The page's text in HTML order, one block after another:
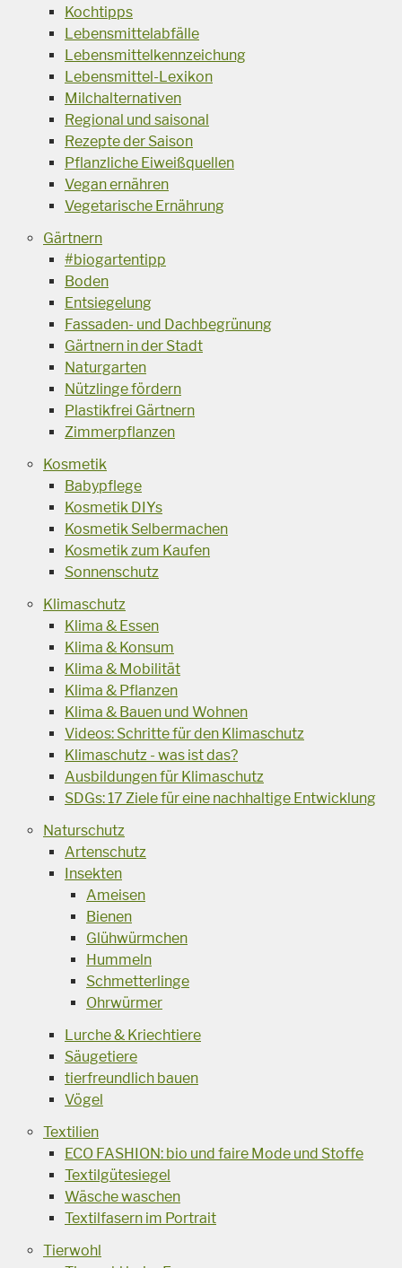
Kochtipps
Lebensmittelabfälle
Lebensmittelkennzeichung
Lebensmittel-Lexikon
Milchalternativen
Regional und saisonal
Rezepte der Saison
Pflanzliche Eiweißquellen
Vegan ernähren
Vegetarische Ernährung
Gärtnern
#biogartentipp
Boden
Entsiegelung
Fassaden- und Dachbegrünung
Gärtnern in der Stadt
Naturgarten
Nützlinge fördern
Plastikfrei Gärtnern
Zimmerpflanzen
Kosmetik
Babypflege
Kosmetik DIYs
Kosmetik Selbermachen
Kosmetik zum Kaufen
Sonnenschutz
Klimaschutz
Klima & Essen
Klima & Konsum
Klima & Mobilität
Klima & Pflanzen
Klima & Bauen und Wohnen
Videos: Schritte für den Klimaschutz
Klimaschutz - was ist das?
Ausbildungen für Klimaschutz
SDGs: 17 Ziele für eine nachhaltige Entwicklung
Naturschutz
Artenschutz
Insekten
Ameisen
Bienen
Glühwürmchen
Hummeln
Schmetterlinge
Ohrwürmer
Lurche & Kriechtiere
Säugetiere
tierfreundlich bauen
Vögel
Textilien
ECO FASHION: bio und faire Mode und Stoffe
Textilgütesiegel
Wäsche waschen
Textilfasern im Portrait
Tierwohl